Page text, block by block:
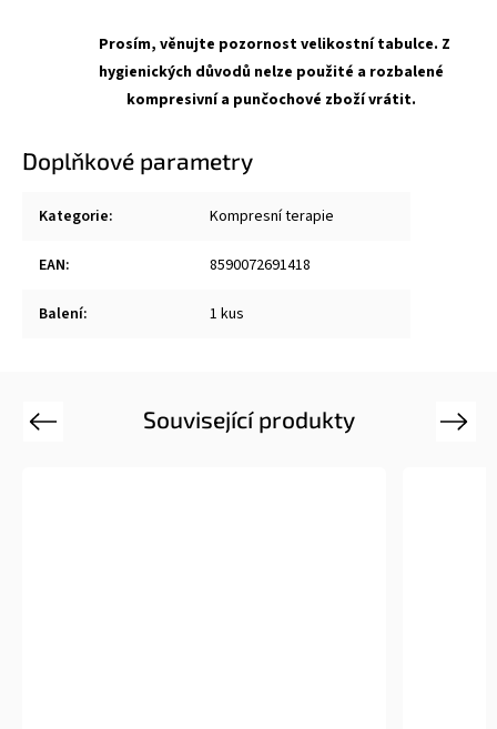
Prosím, věnujte pozornost velikostní tabulce. Z
hygienických důvodů nelze použité a rozbalené
kompresivní a punčochové zboží vrátit.
Doplňkové parametry
Kategorie: Kompresní terapie
EAN: 8590072691418
Balení: 1 kus
Související produkty
Previous Next